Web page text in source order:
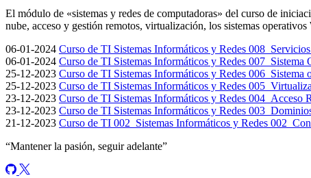
El módulo de «sistemas y redes de computadoras» del curso de
nube, acceso y gestión remotos, virtualización, los sistemas
06-01-2024 Curso de TI Sistemas Informáticos y Redes
06-01-2024 Curso de TI Sistemas Informáticos y Redes 007_Sistema
25-12-2023 Curso de TI Sistemas Informáticos y Redes 006_Sistema
25-12-2023 Curso de TI Sistemas Informáticos y Redes
23-12-2023 Curso de TI Sistemas Informáticos y Redes 004_Acceso
23-12-2023 Curso de TI Sistemas Informáticos y Redes
21-12-2023 Curso de TI 002_Sistemas Informáticos y Redes
“Mantener la pasión, seguir adelante”